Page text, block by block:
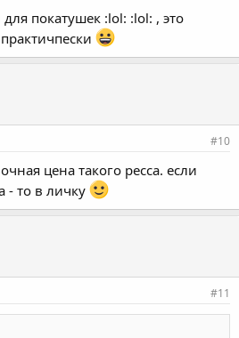
покатушек :lol: :lol: , это
#10
цена такого ресса. если
- то в личку
#11